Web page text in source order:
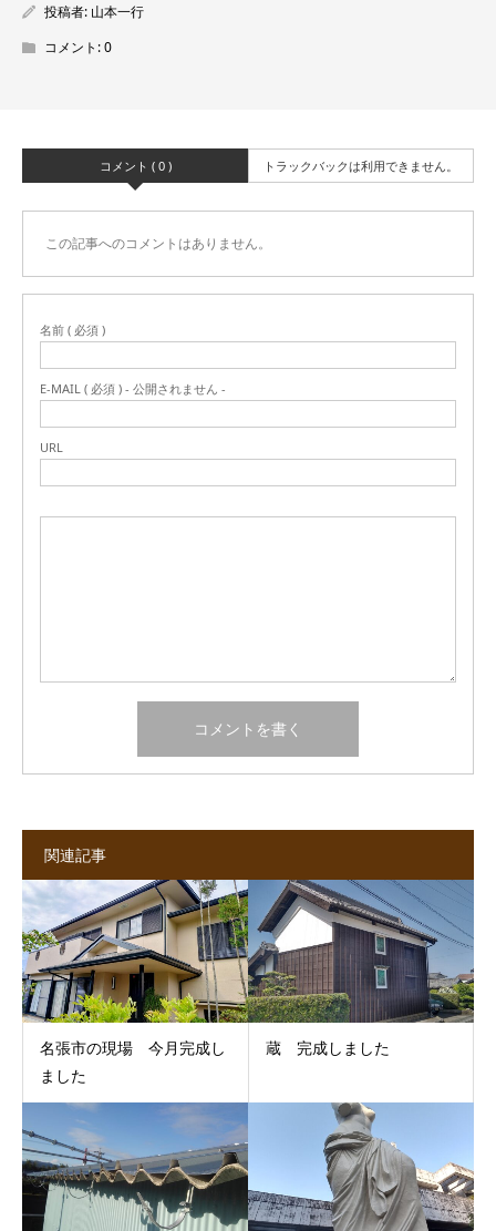
投稿者: 山本一行
コメント:0
コメント ( 0 ) トラックバックは利用できません。
この記事へのコメントはありません。
名前 ( 必須 )
E-MAIL ( 必須 ) - 公開されません -
URL
関連記事
名張市の現場 今月完成し
ました
蔵 完成しました